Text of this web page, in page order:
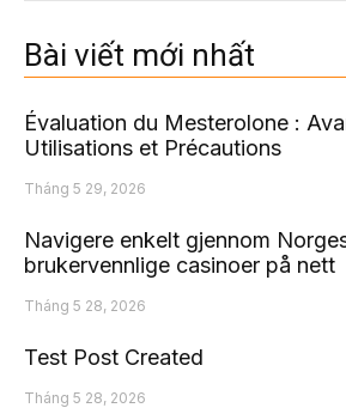
Bài viết mới nhất
Évaluation du Mesterolone :
Utilisations et Précautions
Tháng 5 29, 2026
Navigere enkelt gjennom
brukervennlige casinoer på nett
Tháng 5 28, 2026
Test Post Created
Tháng 5 28, 2026